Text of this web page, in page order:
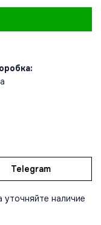
Telegram
наличие